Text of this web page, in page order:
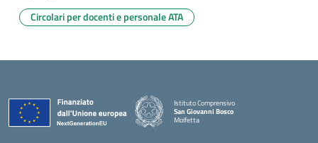
Circolari per docenti e personale ATA
Istituto Comprensivo
San Giovanni Bosco
Molfetta